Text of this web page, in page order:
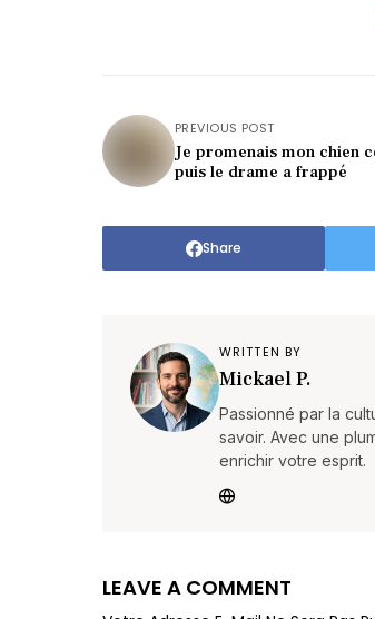
PREVIOUS POST
Je promenais mon chien
puis le drame a frappé
Share
WRITTEN BY
Mickael P.
Passionné par la
savoir. Avec une
enrichir votre esprit.
LEAVE A COMMENT